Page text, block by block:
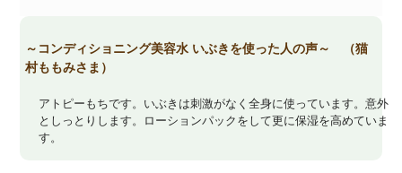
～コンディショニング美容水 いぶきを使った人の声～ （猫
村ももみさま）
アトピーもちです。いぶきは刺激がなく全身に使っています。意外
としっとりします。ローションパックをして更に保湿を高めていま
す。